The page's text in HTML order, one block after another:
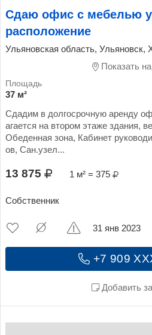
Сдаю офис с мебелью
расположение
Ульяновская область, Ульяновск,
Показать на
37 м²
Сдадим в долгосрочную аренду
агается на втором этаже здания,
Обеденная зона, Кабинет
ов, Сан.узел...
13 875 1 м² = 375
Собственник
+7 909
Добавить
31 янв 2023